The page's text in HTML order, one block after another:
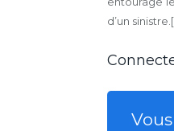
d’un